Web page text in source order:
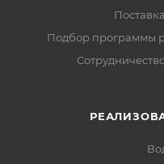
Подбор программы